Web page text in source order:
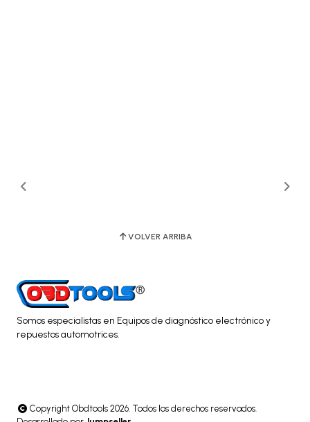
VOLVER ARRIBA
Somos especialistas en Equipos de diagnóstico electrónico y
repuestos automotrices.
Copyright Obdtools 2026. Todos los derechos reservados.